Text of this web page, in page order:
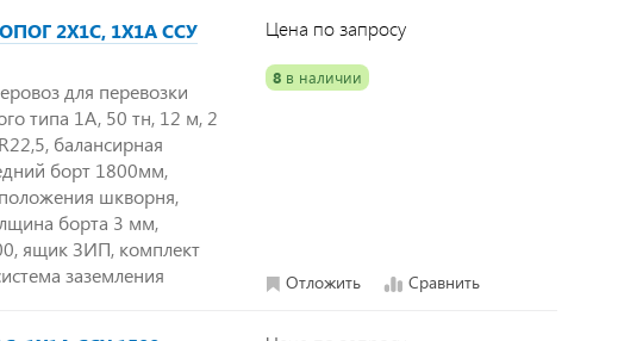
2Х1С, 1Х1А ССУ
для перевозки
типа 1А, 50 тн, 12 м, 2
балансирная
борт 1800мм,
шкворня,
борта 3 мм,
ящик ЗИП, комплект
заземления
Цена по запросу
8 в наличии
Отложить Сравнить